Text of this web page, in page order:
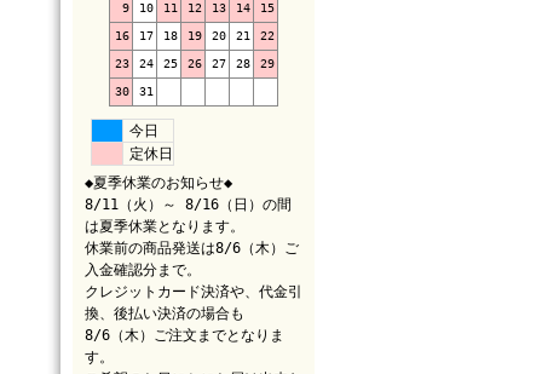
9 10 11 12 13 14 15
16 17 18 19 20 21 22
23 24 25 26 27 28 29
30 31
今日
定休日
◆夏季休業のお知らせ◆
8/11（火）～ 8/16（日）の間
は夏季休業となります。
休業前の商品発送は8/6（木）ご
入金確認分まで。
クレジットカード決済や、代金引
換、後払い決済の場合も
8/6（木）ご注文までとなりま
す。